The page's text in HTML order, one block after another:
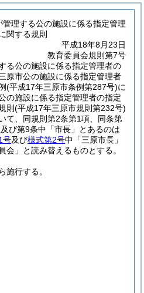
理する公の施設に係る指定管理
関する規則
平成18年8月23日
教育委員会規則第7号
る公の施設に係る指定管理者の
原市公の施設に係る指定管理者
(平成17年三原市条例第287号)に
の施設に係る指定管理者の指定
則 (平成17年三原市規則第232号)
て、同規則第2条第1項、同条第
び第9条中「市長」とあるのは
号及び様式第2号中「三原市長」
会」と読み替えるものとする。
施行する。